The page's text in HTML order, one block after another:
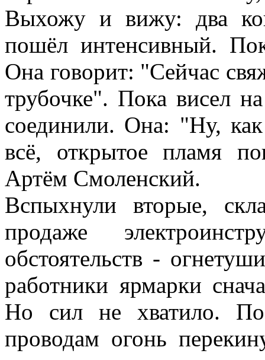
Выхожу и вижу: два
пошёл интенсивный.
Она говорит: "Сейчас
трубочке". Пока висел
соединили. Она: "Ну,
всё, открытое пламя
Артём Смоленский.
Вспыхнули вторые,
продаже
обстоятельств -
работники ярмарки
Но сил не хватило.
проводам огонь